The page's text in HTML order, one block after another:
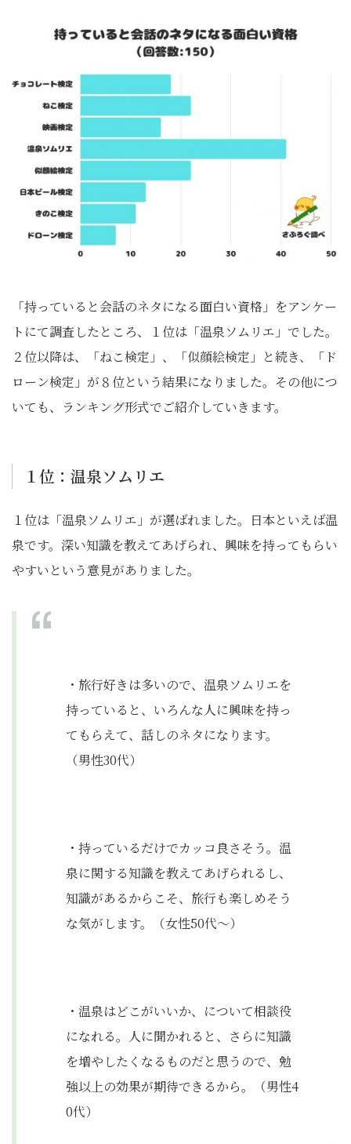
「持っていると会話のネタになる面白い資格」をアンケー
トにて調査したところ、１位は「温泉ソムリエ」でした。
２位以降は、「ねこ検定」、「似顔絵検定」と続き、「ド
ローン検定」が８位という結果になりました。その他につ
いても、ランキング形式でご紹介していきます。
１位：温泉ソムリエ
１位は「温泉ソムリエ」が選ばれました。日本といえば温
泉です。深い知識を教えてあげられ、興味を持ってもらい
やすいという意見がありました。
・旅行好きは多いので、温泉ソムリエを
持っていると、いろんな人に興味を持っ
てもらえて、話しのネタになります。
（男性30代）
・持っているだけでカッコ良さそう。温
泉に関する知識を教えてあげられるし、
知識があるからこそ、旅行も楽しめそう
な気がします。（女性50代〜）
・温泉はどこがいいか、について相談役
になれる。人に聞かれると、さらに知識
を増やしたくなるものだと思うので、勉
強以上の効果が期待できるから。（男性4
0代）